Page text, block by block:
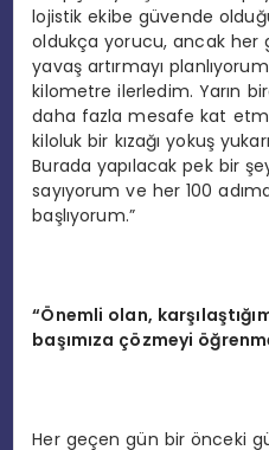
lojistik ekibe güvende
oldukça yorucu, ancak her
yavaş artırmayı
kilometre ilerledim. Yarın
daha fazla mesafe kat
kiloluk bir kızağı yokuş
Burada yapılacak pek bir
sayıyorum ve her 100
başlıyorum.”
“Önemli olan,
başımıza çözmeyi
Her geçen gün bir önceki